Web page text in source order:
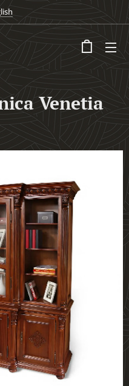
Venetia
Venetia lux